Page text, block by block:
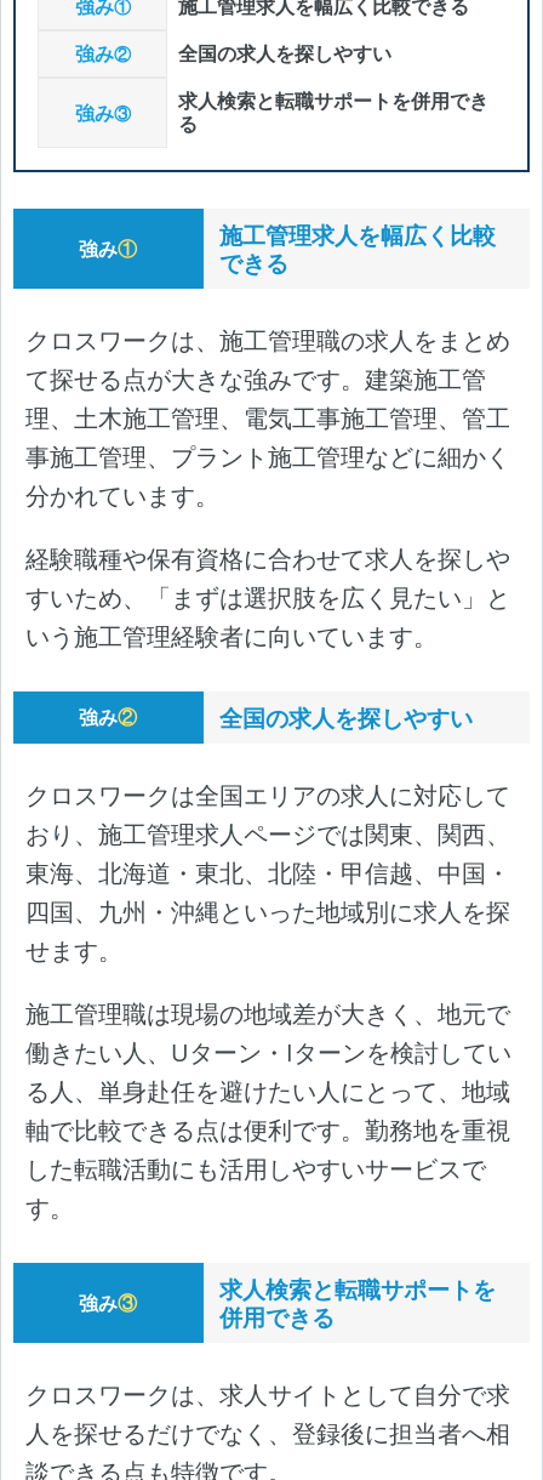
強み①
施工管理求人を幅広く比較できる
強み② 全国の求人を探しやすい
強み③
求人検索と転職サポートを併用でき
る
強み①
施工管理求人を幅広く比較
できる
クロスワークは、施工管理職の求人をまとめ
て探せる点が大きな強みです。建築施工管
理、土木施工管理、電気工事施工管理、管工
事施工管理、プラント施工管理などに細かく
分かれています。
経験職種や保有資格に合わせて求人を探しや
すいため、「まずは選択肢を広く見たい」と
いう施工管理経験者に向いています。
強み② 全国の求人を探しやすい
クロスワークは全国エリアの求人に対応して
おり、施工管理求人ページでは関東、関西、
東海、北海道・東北、北陸・甲信越、中国・
四国、九州・沖縄といった地域別に求人を探
せます。
施工管理職は現場の地域差が大きく、地元で
働きたい人、Uターン・Iターンを検討してい
る人、単身赴任を避けたい人にとって、地域
軸で比較できる点は便利です。勤務地を重視
した転職活動にも活用しやすいサービスで
す。
強み③
求人検索と転職サポートを
併用できる
クロスワークは、求人サイトとして自分で求
人を探せるだけでなく、登録後に担当者へ相
談できる点も特徴です。